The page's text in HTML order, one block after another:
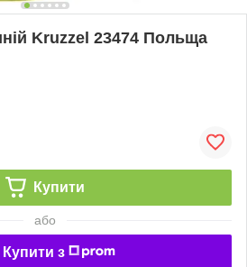
Kruzzel 23474 Польща
Купити
або
Купити з